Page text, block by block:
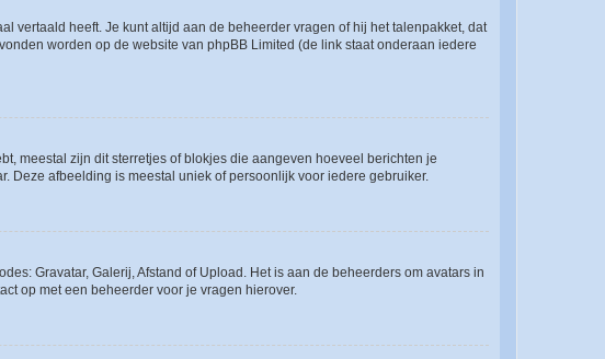
vertaald heeft. Je kunt altijd aan de beheerder vragen of hij het talenpakket, dat
worden op de website van phpBB Limited (de link staat onderaan iedere
meestal zijn dit sterretjes of blokjes die aangeven hoeveel berichten je
Deze afbeelding is meestal uniek of persoonlijk voor iedere gebruiker.
Gravatar, Galerij, Afstand of Upload. Het is aan de beheerders om avatars in
op met een beheerder voor je vragen hierover.